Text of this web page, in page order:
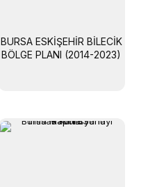
BURSA ESKIŞEHIR BILECIK
BÖLGE PLANI (2014-2023)